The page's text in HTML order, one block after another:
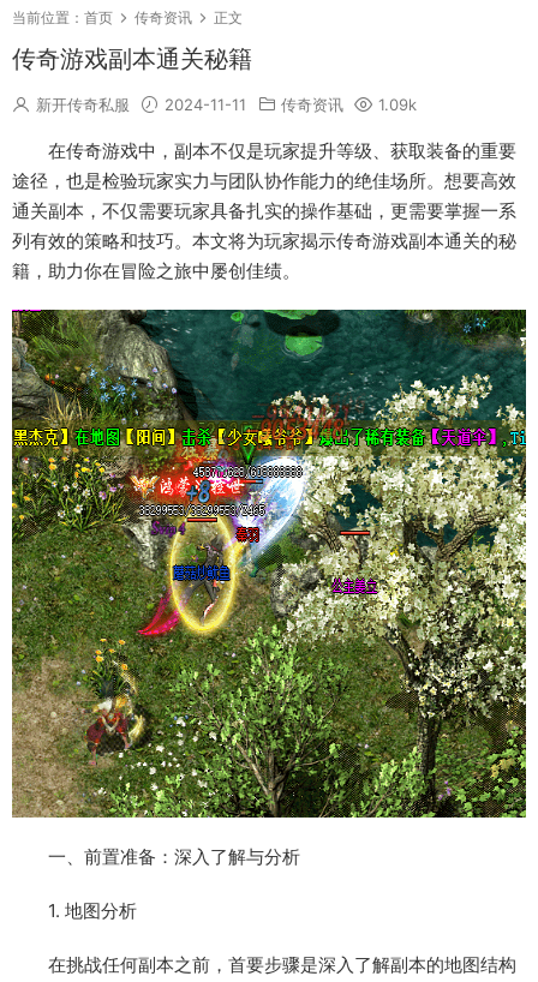
当前位置： 首页 传奇资讯 正文
传奇游戏副本通关秘籍
新开传奇私服 2024-11-11 传奇资讯 1.09k
在传奇游戏中，副本不仅是玩家提升等级、获取装备的重要
途径，也是检验玩家实力与团队协作能力的绝佳场所。想要高效
通关副本，不仅需要玩家具备扎实的操作基础，更需要掌握一系
列有效的策略和技巧。本文将为玩家揭示传奇游戏副本通关的秘
籍，助力你在冒险之旅中屡创佳绩。
一、前置准备：深入了解与分析
1. 地图分析
在挑战任何副本之前，首要步骤是深入了解副本的地图结构